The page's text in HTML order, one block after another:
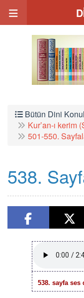
Bütün Dini
Kur’an-ı kerim
501-550.
538.
538. sayfa ses